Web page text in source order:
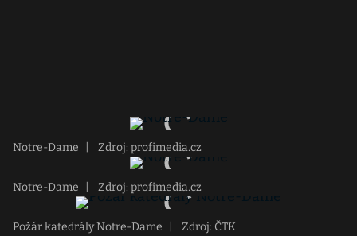
Notre-Dame Zdroj: profimedia.cz
Notre-Dame Zdroj: profimedia.cz
Požár katedrály Notre-Dame Zdroj: ČTK